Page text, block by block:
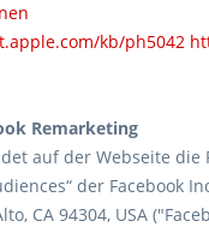
kb/ph5042
Remarketing
auf der Webseite die
der Facebook
CA 94304, USA